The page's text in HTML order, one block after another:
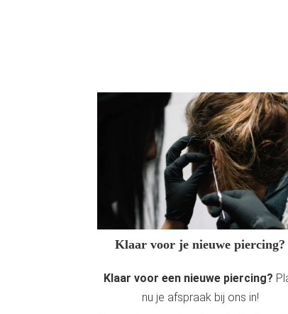
Klaar voor je nieuwe piercing?
Klaar voor een nieuwe piercing?
nu je afspraak bij ons in!